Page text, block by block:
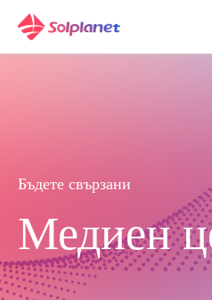
Бъдете свързани
Медиен